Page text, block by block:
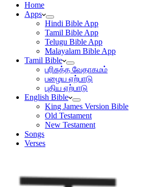
Home
Apps
Hindi Bible App
Tamil Bible App
Telugu Bible App
Malayalam Bible App
Tamil Bible
பரிசுத்த வேதாகமம்
பழைய ஏற்பாடு
புதிய ஏற்பாடு
English Bible
King James Version Bible
Old Testament
New Testament
Songs
Verses